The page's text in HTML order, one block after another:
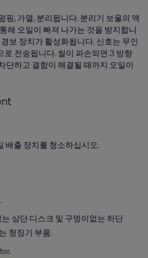
핑, 가열, 분리됩니다. 분리기 보울의 액
해 오일이 빠져 나가는 것을 방지합니
보 장치가 활성화됩니다. 신호는 무인
로 전송됩니다. 씰이 파손되면 3 방향
단하고 결함이 해결될 때까지 오일이
배출 장치를 청소하십시오.
상단 디스크 및 구멍이없는 하단
청징기 부품.